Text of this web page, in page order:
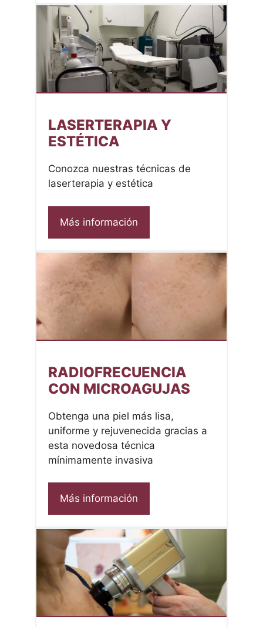
LASERTERAPIA Y
ESTÉTICA
Conozca nuestras técnicas de
laserterapia y estética
Más información
RADIOFRECUENCIA
CON MICROAGUJAS
Obtenga una piel más lisa,
uniforme y rejuvenecida gracias a
esta novedosa técnica
mínimamente invasiva
Más información